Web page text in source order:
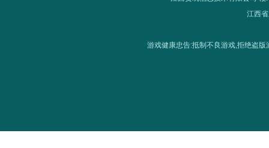
江西
游戏健康忠告:抵制不良游戏,拒绝盗